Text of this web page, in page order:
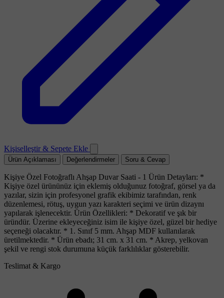
Kişiselleştir & Sepete Ekle
Ürün Açıklaması Değerlendirmeler Soru & Cevap
Kişiye Özel Fotoğraflı Ahşap Duvar Saati - 1 Ürün Detayları: *
Kişiye özel ürününüz için eklemiş olduğunuz fotoğraf, görsel ya da
yazılar, sizin için profesyonel grafik ekibimiz tarafından, renk
düzenlemesi, rötuş, uygun yazı karakteri seçimi ve ürün dizaynı
yapılarak işlenecektir. Ürün Özellikleri: * Dekoratif ve şık bir
üründür. Üzerine ekleyeceğiniz isim ile kişiye özel, güzel bir hediye
seçeneği olacaktır. * 1. Sınıf 5 mm. Ahşap MDF kullanılarak
üretilmektedir. * Ürün ebadı; 31 cm. x 31 cm. * Akrep, yelkovan
şekil ve rengi stok durumuna küçük farklılıklar gösterebilir.
Teslimat & Kargo